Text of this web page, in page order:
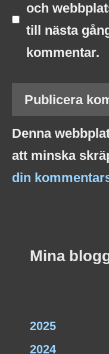
och
till nästa
kommentar.
Denna
att minska
din
Mina
2025
2024